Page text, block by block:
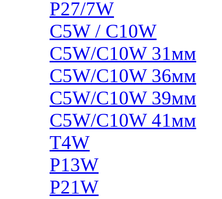
P27/7W
C5W / C10W
C5W/C10W 31мм
C5W/C10W 36мм
C5W/C10W 39мм
C5W/C10W 41мм
T4W
P13W
P21W